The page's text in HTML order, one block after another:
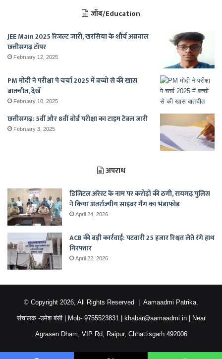
जॉब/Education
JEE Main 2025 रिजल्ट जारी, खरसिया के शौर्य अग्रवाल
छत्तीसगढ़ टॉपर
February 12, 2025
PM मोदी ने परीक्षा पे चर्चा 2025 में बच्चो से की खास
बातचीत, देखें
February 10, 2025
छत्तीसगढ़: 5वीं और 8वीं बोर्ड परीक्षा का टाइम टेबल जारी
February 3, 2025
अपराध
डिजिटल अरेस्ट के नाम पर करोड़ों की ठगी, रायगढ़ पुलिस
ने किया अंतर्राज्यीय साइबर गैंग का भंडाफोड़
April 24, 2026
ACB की बड़ी कार्रवाई: पटवारी 25 हजार रिश्वत लेते रंगे हाथ
गिरफ्तार
April 22, 2026
© Copyright 2026, All Rights Reserved | Aamaadmi Patrika.
संचालक -उमेश बंसी| Mob- 9755523831 | khabar@aamaadmi.in| Near
Agrasen Dham, VIP Rd, Raipur, Chhattisgarh 492006